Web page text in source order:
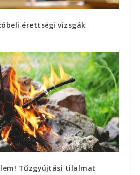
érettségi vizsgák
Tűzgyújtási tilalmat